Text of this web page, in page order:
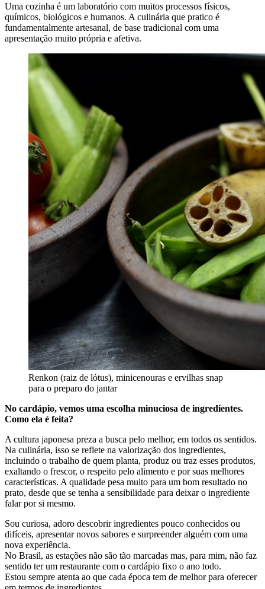
Uma cozinha é um laboratório com muitos processos físicos,
químicos, biológicos e humanos. A culinária que pratico é
fundamentalmente artesanal, de base tradicional com uma
apresentação muito própria e afetiva.
Renkon (raiz de lótus), minicenouras e ervilhas snap
para o preparo do jantar
No cardápio, vemos uma escolha minuciosa de ingredientes.
Como ela é feita?
A cultura japonesa preza a busca pelo melhor, em todos os sentidos.
Na culinária, isso se reflete na valorização dos ingredientes,
incluindo o trabalho de quem planta, produz ou traz esses produtos,
exaltando o frescor, o respeito pelo alimento e por suas melhores
características. A qualidade pesa muito para um bom resultado no
prato, desde que se tenha a sensibilidade para deixar o ingrediente
falar por si mesmo.
Sou curiosa, adoro descobrir ingredientes pouco conhecidos ou
difíceis, apresentar novos sabores e surpreender alguém com uma
nova experiência.
No Brasil, as estações não são tão marcadas mas, para mim, não faz
sentido ter um restaurante com o cardápio fixo o ano todo.
Estou sempre atenta ao que cada época tem de melhor para oferecer